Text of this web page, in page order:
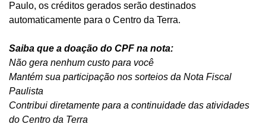
Paulo, os créditos gerados serão destinados
automaticamente para o Centro da Terra.
Saiba que a doação do CPF na nota:
Não gera nenhum custo para você
Mantém sua participação nos sorteios da Nota Fiscal
Paulista
Contribui diretamente para a continuidade das atividades
do Centro da Terra